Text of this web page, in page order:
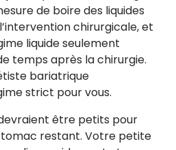
de boire des liquides
chirurgicale, et
liquide seulement
temps après la chirurgie.
bariatrique
strict pour vous.
être petits pour
restant. Votre petite